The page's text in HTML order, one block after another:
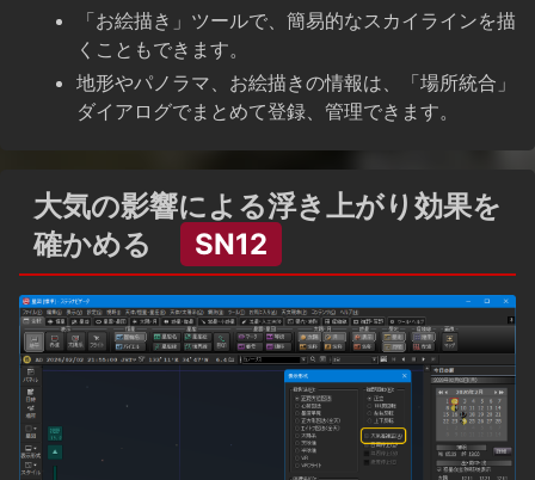
「お絵描き」ツールで、簡易的なスカイラインを描
くこともできます。
地形やパノラマ、お絵描きの情報は、「場所統合」
ダイアログでまとめて登録、管理できます。
大気の影響による浮き上がり効果を
確かめる
SN12